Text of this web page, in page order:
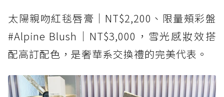
太陽親吻紅毯唇膏｜NT$2,200、限量頰彩盤
#Alpine Blush｜NT$3,000，雪光感妝效搭
配高訂配色，是奢華系交換禮的完美代表。